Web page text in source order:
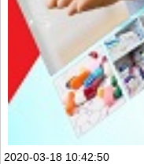
2020-03-18 10:42:50